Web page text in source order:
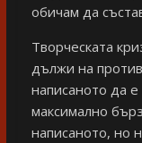
обичам да
Творческата
дължи на
написаното да
максимално
написаното, но